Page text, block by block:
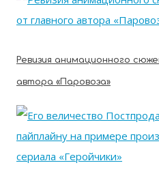
Ревизия анимационного
автора «Паровоза»